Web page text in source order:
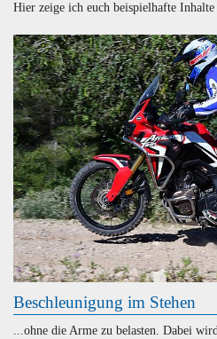
Hier zeige ich euch beispielhafte
Beschleunigung im Stehen
...ohne die Arme zu belasten. Dabei